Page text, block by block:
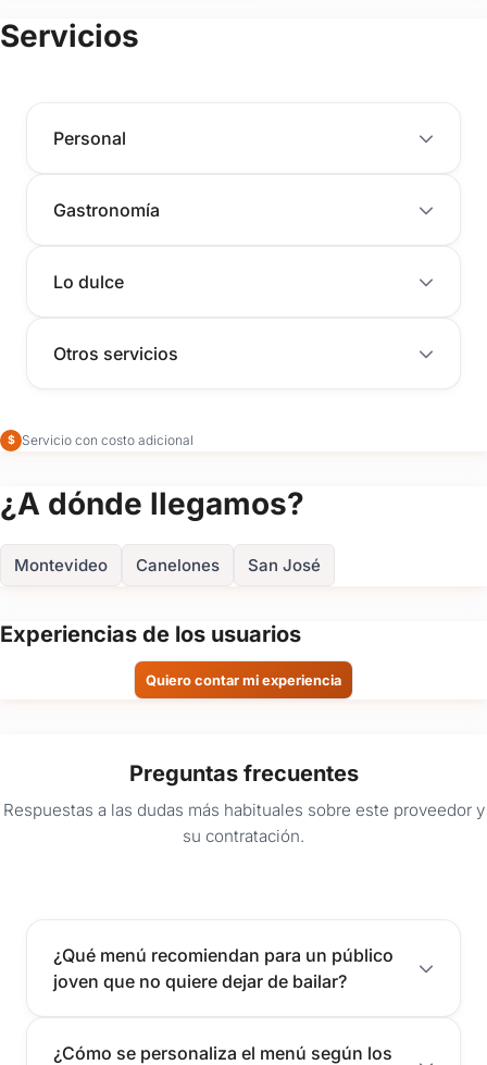
Servicios
Personal
Gastronomía
Lo dulce
Otros servicios
$ Servicio con costo adicional
¿A dónde llegamos?
Montevideo Canelones San José
Experiencias de los usuarios
Quiero contar mi experiencia
Preguntas frecuentes
Respuestas a las dudas más habituales sobre este proveedor y
su contratación.
¿Qué menú recomiendan para un público
joven que no quiere dejar de bailar?
¿Cómo se personaliza el menú según los